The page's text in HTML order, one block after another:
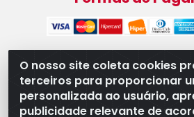
O nosso site coleta cookies
terceiros para proporcionar
personalizada ao usuário,
publicidade relevante de
WB Componentes
08.528.393/0001-12 - Rua do
Oeste Industrial, Goiânia/GO -